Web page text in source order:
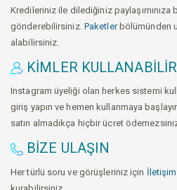
Kredileriniz ile dilediğiniz
gönderebilirsiniz. Paketlerbölümünden
alabilirsiniz.
KIMLER KULLANABILIR
Instagram üyeliği olan herkes sistemi
giriş yapın ve hemen kullanmaya
satın almadıkça hiçbir ücret
BIZE ULAŞIN
Her türlü soru ve görüşleriniz için İletişim